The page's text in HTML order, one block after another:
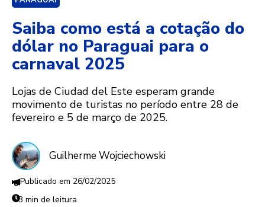
Saiba como está a cotação do
dólar no Paraguai para o
carnaval 2025
Lojas de Ciudad del Este esperam grande
movimento de turistas no período entre 28 de
fevereiro e 5 de março de 2025.
Guilherme Wojciechowski
26/02/2025
3 min de leitura